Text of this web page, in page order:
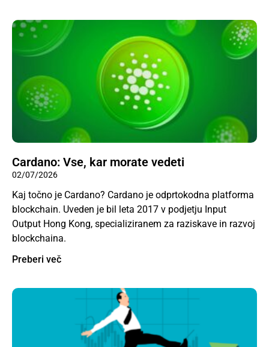
Cardano: Vse, kar morate vedeti
02/07/2026
Kaj točno je Cardano? Cardano je odprtokodna platforma
blockchain. Uveden je bil leta 2017 v podjetju Input
Output Hong Kong, specializiranem za raziskave in razvoj
blockchaina.
Preberi več